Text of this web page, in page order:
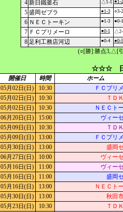
4 新日鐵釜石 △1-1 ●1-2
5 盛岡ゼブラ ●1-3 ○3-2
6 ＮＥＣトーキン ●1-3 ●0-1
7 ＦＣプリメーロ ●0-1 △2-
8 足利工務店河辺 ●0-4 ●0-5
(○[勝]:勝点3,△[
☆☆☆ 日
開催日 時間 ホーム
05月02日(日) 10:30
ＦＣプリ
05月02日(日)
10:30
ＴＤ
05月02日(日)
10:30
ＮＥＣト
06月20日(日)
15:00 ヴィー
05月09日(日) 10:30
ＴＤ
05月09日(日)
13:00
ＦＣプリ
05月30日(日)
13:00
盛岡
06月27日(日)
10:00 ヴィー
05月16日(日) 11:00
ヴィー
05月16日(日)
11:00
盛岡
05月16日(日)
13:00
ＮＥＣト
05月30日(日)
13:00 秋田
05月23日(日) 10:30
ＴＤ